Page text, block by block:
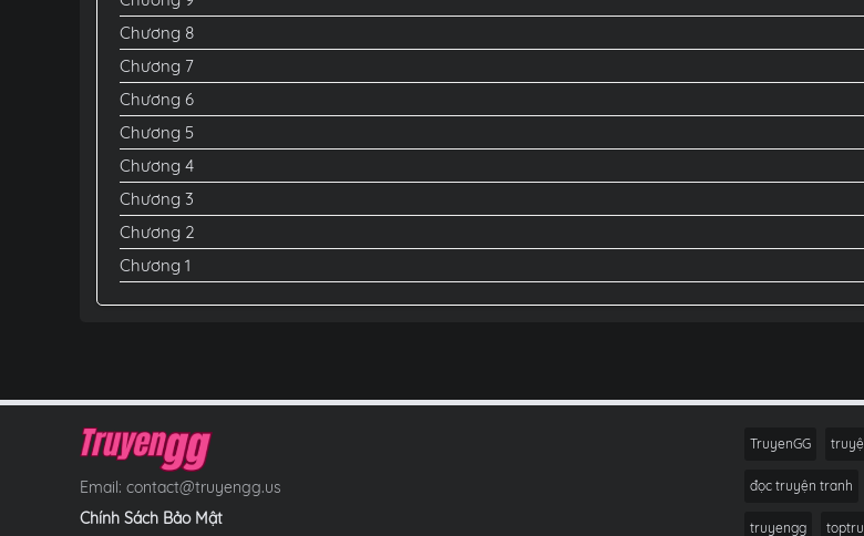
Chương 8
Chương 7
Chương 6
Chương 5
Chương 4
Chương 3
Chương 2
Chương 1
Email: contact@truyengg.us
Chính Sách Bảo Mật
TruyenGG
đọc truyện tranh
truyengg